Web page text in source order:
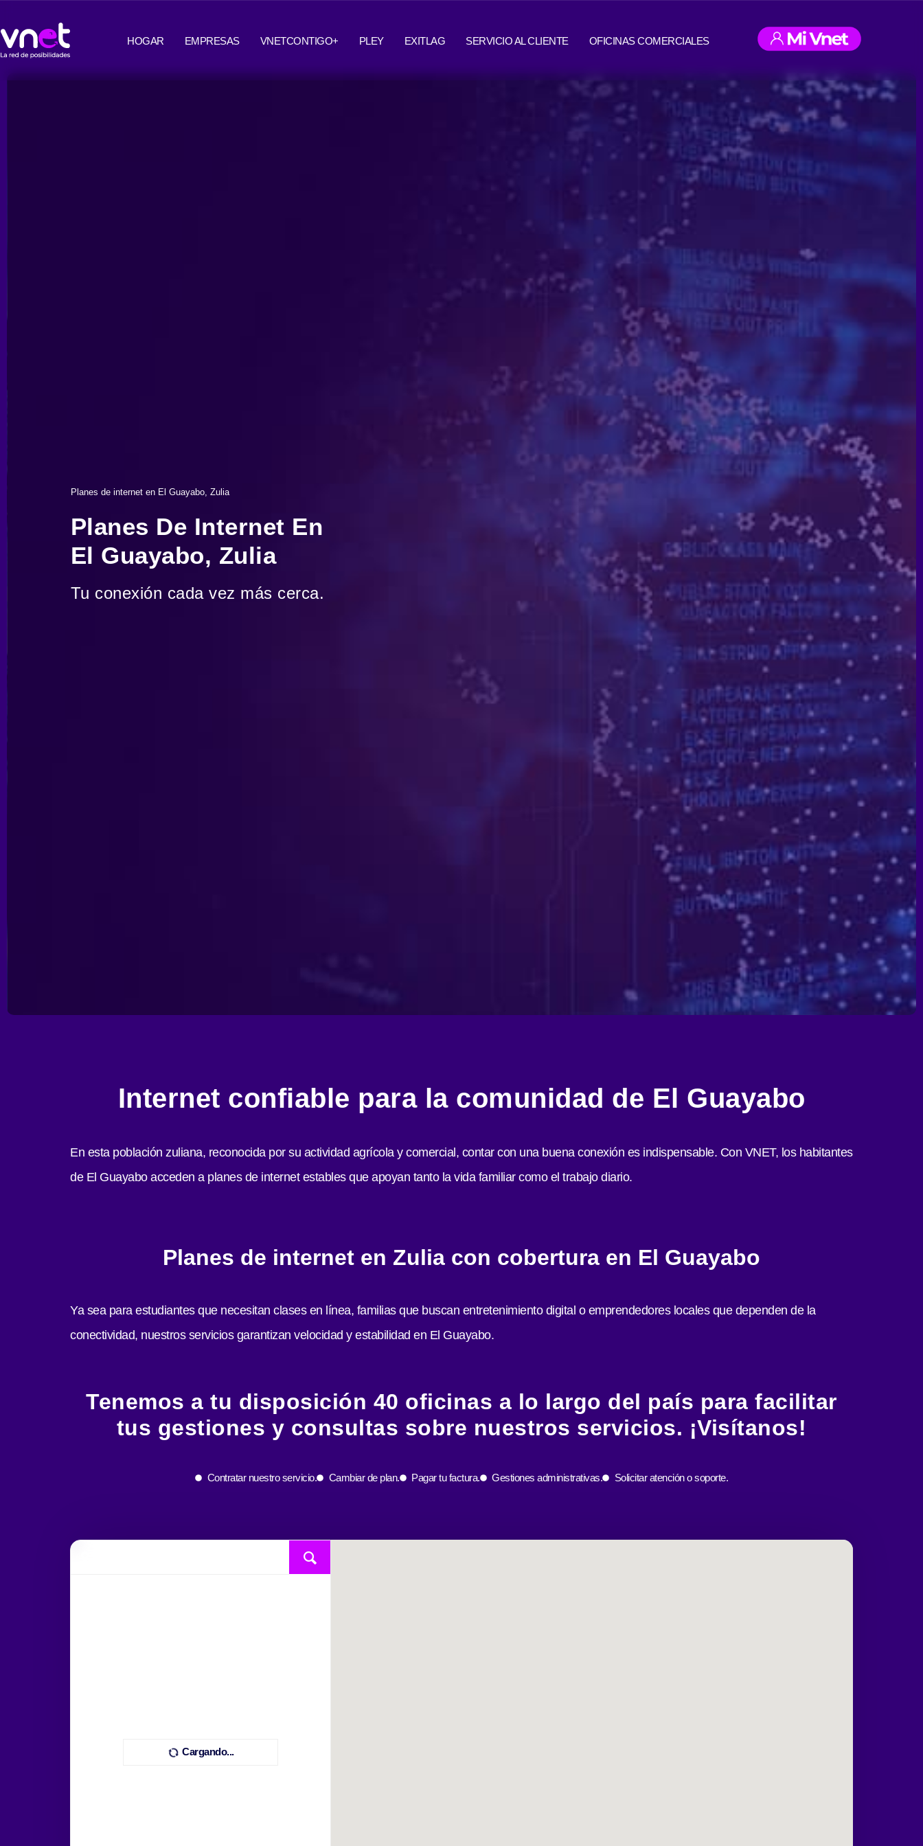
al
contenido
HOGAR EMPRESAS VNETCONTIGO+ PLEY EXITLAG SERVICIO AL CLIENTE OFICINAS COMERCIALES
Planes de internet en El Guayabo, Zulia
Planes De Internet En
El Guayabo, Zulia
Tu conexión cada vez más cerca.
Internet confiable para la comunidad de El Guayabo
En esta población zuliana, reconocida por su actividad agrícola y comercial, contar con una buena conexión es indispensable. Con VNET, los habitantes
de El Guayabo acceden a planes de internet estables que apoyan tanto la vida familiar como el trabajo diario.
Planes de internet en Zulia con cobertura en El Guayabo
Ya sea para estudiantes que necesitan clases en línea, familias que buscan entretenimiento digital o emprendedores locales que dependen de la
conectividad, nuestros servicios garantizan velocidad y estabilidad en El Guayabo.
Tenemos a tu disposición 40 oficinas a lo largo del país para facilitar
tus gestiones y consultas sobre nuestros servicios. ¡Visítanos!
Contratar nuestro servicio. Cambiar de plan. Pagar tu factura. Gestiones administrativas. Solicitar atención o soporte.
Cargando...